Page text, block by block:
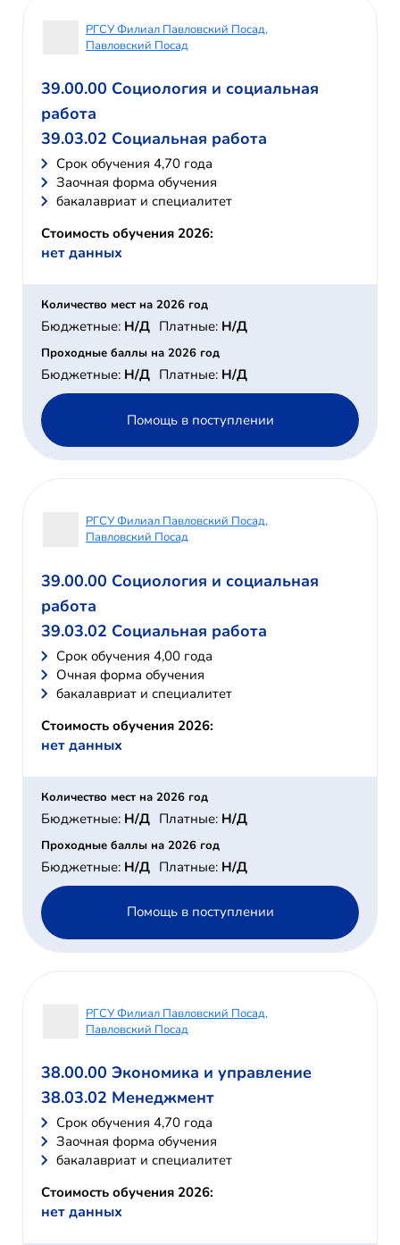
РГСУ Филиал Павловский Посад,
Павловский Посад
39.00.00 Социология и социальная
работа
39.03.02 Социальная работа
Cрок обучения 4,70 года
Заочная форма обучения
бакалавриат и специалитет
Стоимость обучения 2026:
нет данных
Количество мест на 2026 год
Бюджетные: Н/Д Платные: Н/Д
Проходные баллы на 2026 год
Бюджетные: Н/Д Платные: Н/Д
Помощь в поступлении
РГСУ Филиал Павловский Посад,
Павловский Посад
39.00.00 Социология и социальная
работа
39.03.02 Социальная работа
Cрок обучения 4,00 года
Очная форма обучения
бакалавриат и специалитет
Стоимость обучения 2026:
нет данных
Количество мест на 2026 год
Бюджетные: Н/Д Платные: Н/Д
Проходные баллы на 2026 год
Бюджетные: Н/Д Платные: Н/Д
Помощь в поступлении
РГСУ Филиал Павловский Посад,
Павловский Посад
38.00.00 Экономика и управление
38.03.02 Менеджмент
Cрок обучения 4,70 года
Заочная форма обучения
бакалавриат и специалитет
Стоимость обучения 2026:
нет данных